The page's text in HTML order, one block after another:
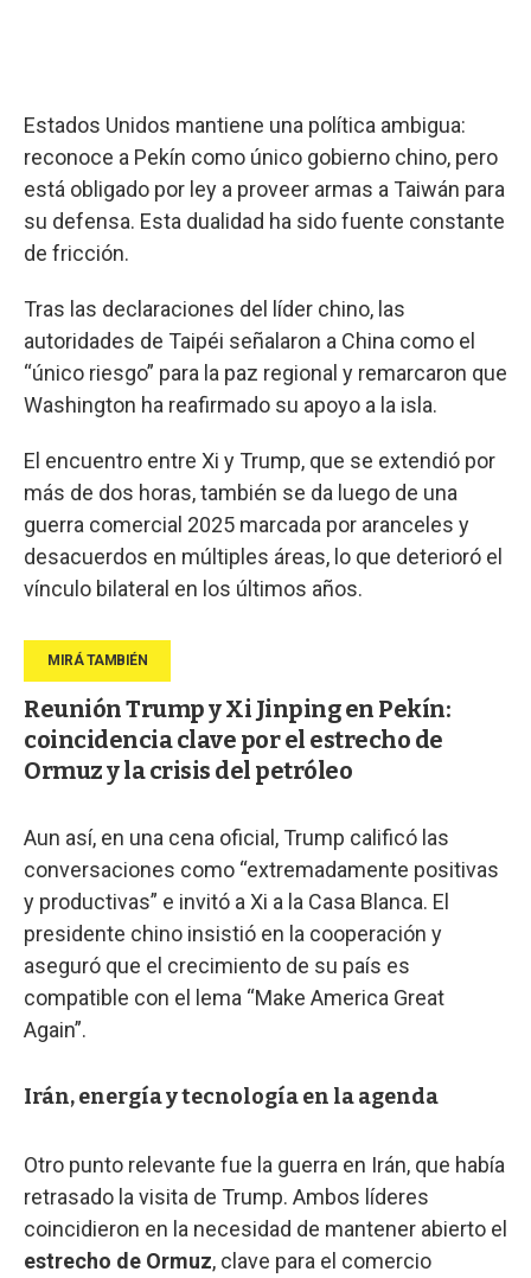
Estados Unidos mantiene una política ambigua:
reconoce a Pekín como único gobierno chino, pero
está obligado por ley a proveer armas a Taiwán para
su defensa. Esta dualidad ha sido fuente constante
de fricción.
Tras las declaraciones del líder chino, las
autoridades de Taipéi señalaron a China como el
“único riesgo” para la paz regional y remarcaron que
Washington ha reafirmado su apoyo a la isla.
El encuentro entre Xi y Trump, que se extendió por
más de dos horas, también se da luego de una
guerra comercial 2025 marcada por aranceles y
desacuerdos en múltiples áreas, lo que deterioró el
vínculo bilateral en los últimos años.
Reunión Trump y Xi Jinping en Pekín:
coincidencia clave por el estrecho de
Ormuz y la crisis del petróleo
Aun así, en una cena oficial, Trump calificó las
conversaciones como “extremadamente positivas
y productivas” e invitó a Xi a la Casa Blanca. El
presidente chino insistió en la cooperación y
aseguró que el crecimiento de su país es
compatible con el lema “Make America Great
Again”.
Irán, energía y tecnología en la agenda
Otro punto relevante fue la guerra en Irán, que había
retrasado la visita de Trump. Ambos líderes
coincidieron en la necesidad de mantener abierto el
estrecho de Ormuz, clave para el comercio